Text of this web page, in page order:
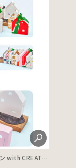
『マスクノイエ』チャリティーキャンペーン with CREATORS